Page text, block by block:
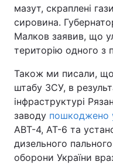
мазут, скраплені
сировина.
Малков заявив, що
територію одного з
Також ми писали,
штабу ЗСУ, в
інфраструктурі
заводу пошкоджено
АВТ-4, АТ-6 та
дизельного
оборони України